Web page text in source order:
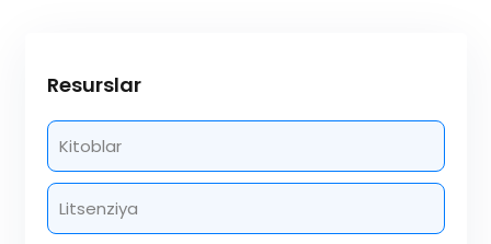
Resurslar
Kitoblar
Litsenziya